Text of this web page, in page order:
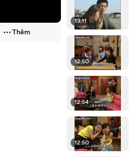
Thêm
13:11
12:50
12:54
12:50